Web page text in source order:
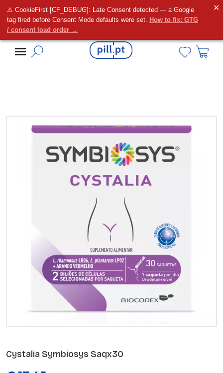
⚠ CookieFirst [CF_DEBUG]: Late Consent detected — a Google
tag fired before Consent Mode defaults were set. How to fix: GTG
/ consent load order →
✕
Alguma dúvida?
Cystalia Symbiosys Saqx30